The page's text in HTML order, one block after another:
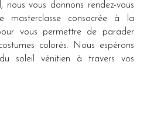
vous donnons rendez-vous
masterclasse consacrée à la
vous permettre de parader
colorés. Nous espérons
soleil vénitien à travers vos